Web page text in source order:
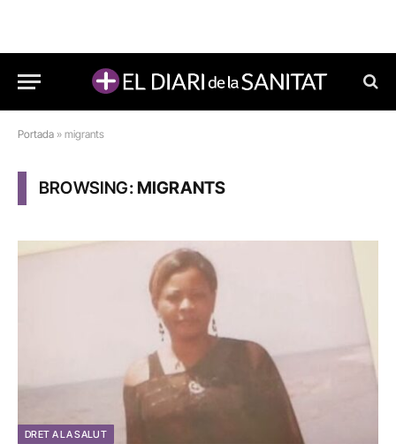
Portada » migrants
BROWSING:MIGRANTS
DRET A LA SALUT